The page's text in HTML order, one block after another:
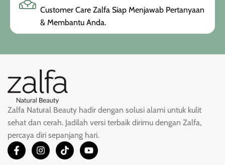
Customer Care Zalfa Siap Menjawab Pertanyaan
& Membantu Anda.
Zalfa Natural Beauty hadir dengan solusi alami untuk kulit
sehat dan cerah. Jadilah versi terbaik dirimu dengan Zalfa,
percaya diri sepanjang hari.